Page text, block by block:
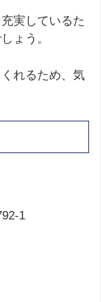
実しているた
ょう。
れるため、気
1